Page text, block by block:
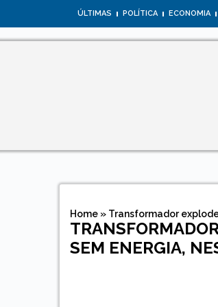
ÚLTIMAS POLÍTICA ECONOMIA
Home » Transformador
SEM ENERGIA,